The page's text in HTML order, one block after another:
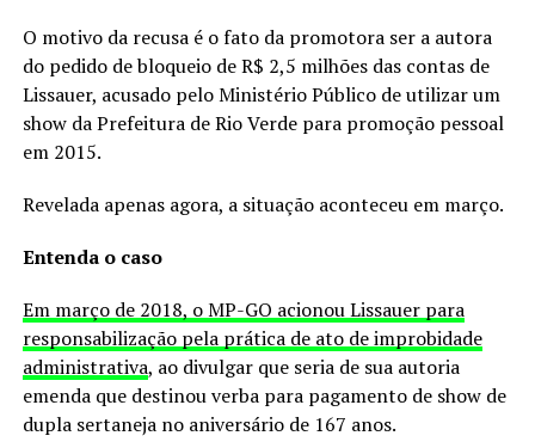
O motivo da recusa é o fato da promotora ser a autora
do pedido de bloqueio de R$ 2,5 milhões das contas de
Lissauer, acusado pelo Ministério Público de utilizar um
show da Prefeitura de Rio Verde para promoção pessoal
em 2015.
Revelada apenas agora, a situação aconteceu em março.
Entenda o caso
Em março de 2018, o MP-GO acionou Lissauer para
responsabilização pela prática de ato de improbidade
administrativa, ao divulgar que seria de sua autoria
emenda que destinou verba para pagamento de show de
dupla sertaneja no aniversário de 167 anos.